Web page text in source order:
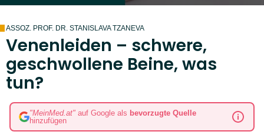
ASSOZ. PROF. DR. STANISLAVA TZANEVA
Venenleiden – schwere,
geschwollene Beine, was
tun?
"MeinMed.at" auf Google als bevorzugte Quelle
hinzufügen